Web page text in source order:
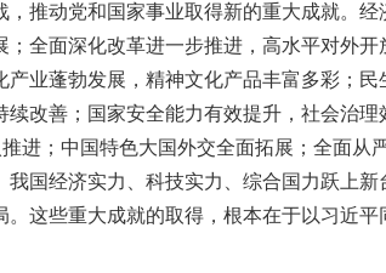
推动党和国家事业取得新的重大成就。
全面深化改革进一步推进，高水平对外
业蓬勃发展，精神文化产品丰富多彩；
改善；国家安全能力有效提升，社会治
进；中国特色大国外交全面拓展；全面从
国经济实力、科技实力、综合国力跃上
这些重大成就的取得，根本在于以习近